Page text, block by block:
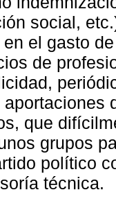
social,
el gasto
de
que
grupos
político
técnica.